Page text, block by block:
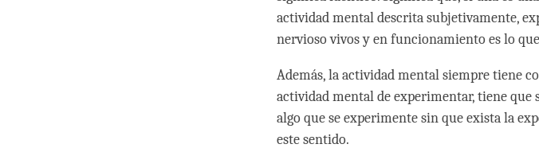
actividad mental descrita subjetivamente,
nervioso vivos y en funcionamiento es lo
Además, la actividad mental siempre tiene
actividad mental de experimentar, tiene que
algo que se experimente sin que exista la
este sentido.